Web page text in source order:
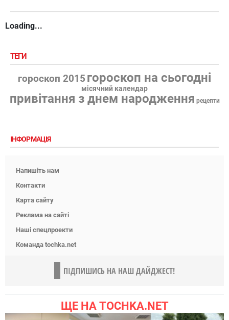
Loading...
ТЕГИ
гороскоп 2015 гороскоп на сьогодні
місячний календар
привітання з днем народження рецепти
ІНФОРМАЦІЯ
Напишіть нам
Контакти
Карта сайту
Реклама на сайті
Наші спецпроекти
Команда tochka.net
ПІДПИШИСЬ НА НАШ ДАЙДЖЕСТ!
ЩЕ НА TOCHKA.NET